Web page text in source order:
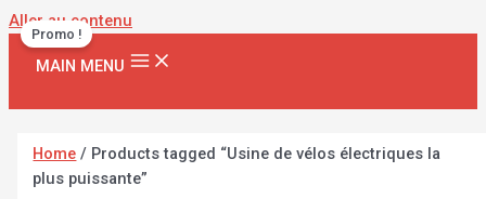
Aller au contenu
MAIN MENU
Home / Products tagged “Usine de vélos électriques la
plus puissante”
Promo !